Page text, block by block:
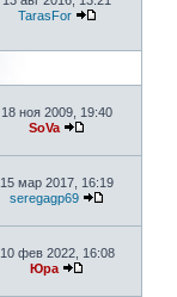
TarasFor
18 ноя 2009, 19:40
SoVa
15 мар 2017, 16:19
seregagp69
10 фев 2022, 16:08
Юра